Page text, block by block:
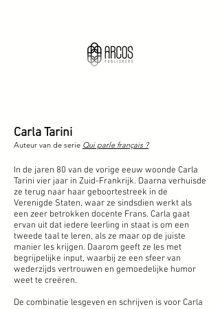
Carla Tarini
Auteur van de serie Qui parle français ?
In de jaren 80 van de vorige eeuw woonde Carla
Tarini vier jaar in Zuid-Frankrijk. Daarna verhuisde
ze terug naar haar geboortestreek in de
Verenigde Staten, waar ze sindsdien werkt als
een zeer betrokken docente Frans. Carla gaat
ervan uit dat iedere leerling in staat is om een
tweede taal te leren, als ze maar op de juiste
manier les krijgen. Daarom geeft ze les met
begrijpelijke input, waarbij ze een sfeer van
wederzijds vertrouwen en gemoedelijke humor
weet te creëren.
De combinatie lesgeven en schrijven is voor Carla